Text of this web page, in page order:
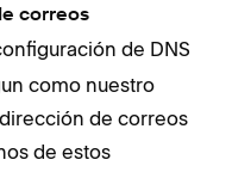
correos
de DNS
como nuestro
de correos
de estos